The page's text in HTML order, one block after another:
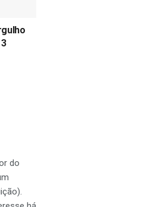
do